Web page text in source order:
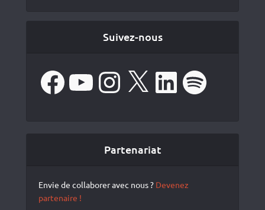
Suivez-nous
FacebookYouTube Instagram LinkedIn Spotify
Partenariat
Envie de collaborer avec nous ? Devenez
partenaire !